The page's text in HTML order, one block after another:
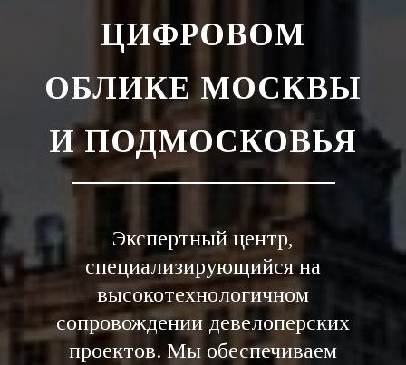
ЦИФРОВОМ
ОБЛИКЕ МОСКВЫ
И ПОДМОСКОВЬЯ
Экспертный центр,
специализирующийся на
высокотехнологичном
сопровождении девелоперских
проектов. Мы обеспечиваем